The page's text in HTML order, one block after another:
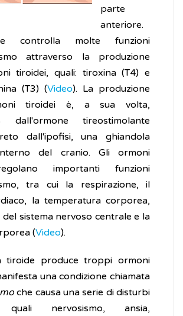
parte
anteriore.
controlla molte funzioni
attraverso la produzione
tiroidei, quali: tiroxina (T4) e
(T3) (Video). La produzione
tiroidei è, a sua volta,
dall'ormone tireostimolante
dall'ipofisi, una ghiandola
del cranio. Gli ormoni
importanti funzioni
tra cui la respirazione, il
la temperatura corporea,
sistema nervoso centrale e la
(Video).
tiroide produce troppi ormoni
una condizione chiamata
che causa una serie di disturbi
quali nervosismo, ansia,